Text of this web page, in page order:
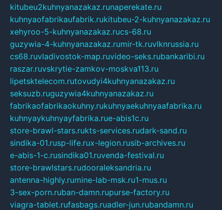
kitubeu2kuhnyanazakaz.runaperekate.ru
kuhnyaofabrikaufabrik.rukitubeu-2-kuhnyanazakaz.ru
xehyroo-5-kuhnyanazakaz.rucs-68.ru
guzywia-4-kuhnyanazakaz.rumir-tk.ruvlknrussia.ru
cs68.ruvladivostok-map.ruvideo-seks.rubankaribi.ru
raszar.ruvskrytie-zamkov-moskva113.ru
lipetsktelecom.rutovudyi4kuhnyanazakaz.ru
seksuzb.ruguzywia4kuhnyanazakaz.ru
fabrikaofabrikaokuhny.rukuhnyaekuhnyaafabrika.ru
kuhnyaykuhnyayfabrika.rue-abis1c.ru
store-brawl-stars.rukts-services.rudark-sand.ru
sindika-01.rusp-life.rux-legion.rusib-archives.ru
e-abis-1-c.rusindika01.ruvenda-festival.ru
store-brawlstars.rudooraleksandria.ru
antenna-highly.rumine-lab-msk.ru1-mus.ru
3-sex-porn.ruban-damn.rupurse-factory.ru
viagra-tablet.rufasbags.ruadler-jun.rubandamn.ru